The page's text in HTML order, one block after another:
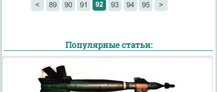
< 89 90 91 92 93 94 95 >
Популярные статьи: